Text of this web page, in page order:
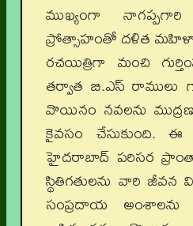
ముఖ్యంగా
ప్రోత్సాహంతో దళిత మహిళా
రచయిత్రిగా మంచి
తర్వాత బి.ఎస్‌
వొయినం నవలను
కైవసం చేసుకుంది.
హైదరాబాద్‌ పరిసర
స్థితిగతులను వారి జీవన
సంప్రదాయ అంశాలను